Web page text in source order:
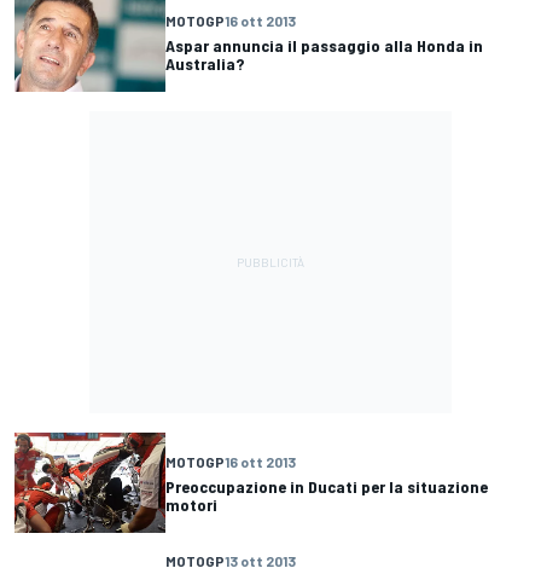
MOTOGP16 ott 2013
Aspar annuncia il passaggio alla Honda in
Australia?
MOTOGP16 ott 2013
Preoccupazione in Ducati per la situazione
motori
MOTOGP13 ott 2013